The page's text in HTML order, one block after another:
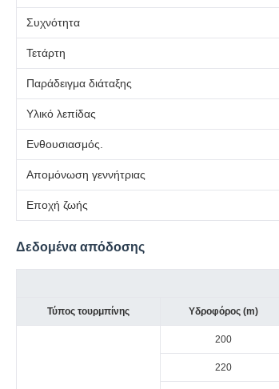
Συχνότητα
Τετάρτη
Παράδειγμα διάταξης
Υλικό λεπίδας
Ενθουσιασμός.
Απομόνωση γεννήτριας
Εποχή ζωής
Δεδομένα απόδοσης
Τύπος τουρμπίνης Υδροφόρος (m)
200
220